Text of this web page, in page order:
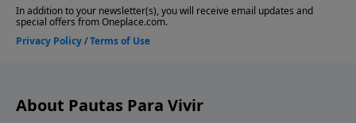
About Pautas Para Vivir